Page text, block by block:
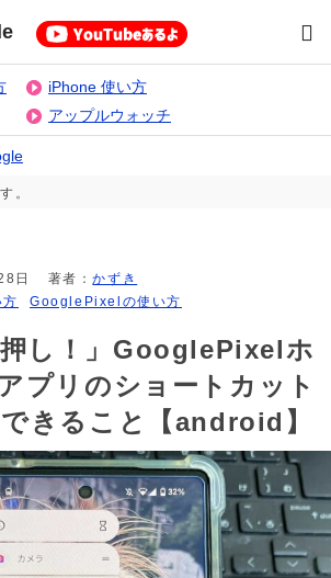
iPhone 使い方
アップルウォッチ
。
日 著者：かずき
GooglePixelの使い方
押し！」GooglePixelホ
プリのショートカット
きること【android】